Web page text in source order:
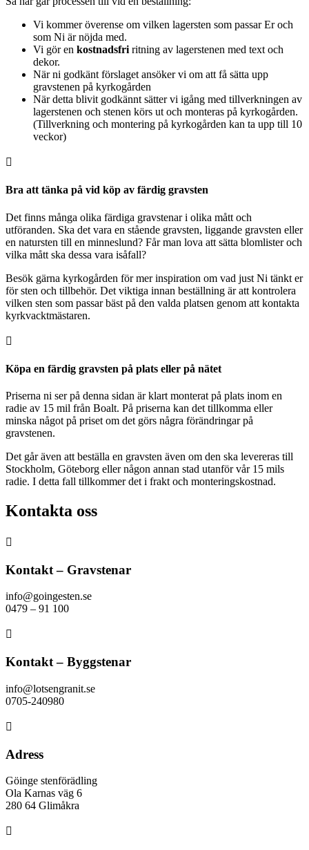
Vi kommer överense om vilken lagersten som passar Er och
som Ni är nöjda med.
Vi gör en kostnadsfri ritning av lagerstenen med text och
dekor.
När ni godkänt förslaget ansöker vi om att få sätta upp
gravstenen på kyrkogården
När detta blivit godkännt sätter vi igång med tillverkningen av
lagerstenen och stenen körs ut och monteras på kyrkogården.
(Tillverkning och montering på kyrkogården kan ta upp till 10
veckor)

Bra att tänka på vid köp av färdig gravsten
Det finns många olika färdiga gravstenar i olika mått och
utföranden. Ska det vara en stående gravsten, liggande gravsten eller
en natursten till en minneslund? Får man lova att sätta blomlister och
vilka mått ska dessa vara isåfall?
Besök gärna kyrkogården för mer inspiration om vad just Ni tänkt er
för sten och tillbehör. Det viktiga innan beställning är att kontrolera
vilken sten som passar bäst på den valda platsen genom att kontakta
kyrkvacktmästaren.

Köpa en färdig gravsten på plats eller på nätet
Priserna ni ser på denna sidan är klart monterat på plats inom en
radie av 15 mil från Boalt. På priserna kan det tillkomma eller
minska något på priset om det görs några förändringar på
gravstenen.
Det går även att beställa en gravsten även om den ska levereras till
Stockholm, Göteborg eller någon annan stad utanför vår 15 mils
radie. I detta fall tillkommer det i frakt och monteringskostnad.
Kontakta oss

Kontakt – Gravstenar
info@goingesten.se
0479 – 91 100

Kontakt – Byggstenar
info@lotsengranit.se
0705-240980

Adress
Göinge stenförädling
Ola Karnas väg 6
280 64 Glimåkra
